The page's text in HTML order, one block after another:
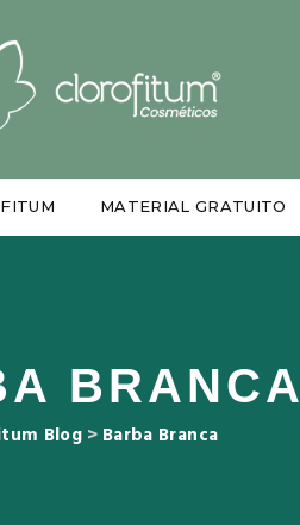
MATERIAL GRATUITO
BRANCA
Blog > Barba Branca